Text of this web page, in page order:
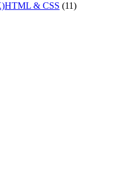
& CSS (11)